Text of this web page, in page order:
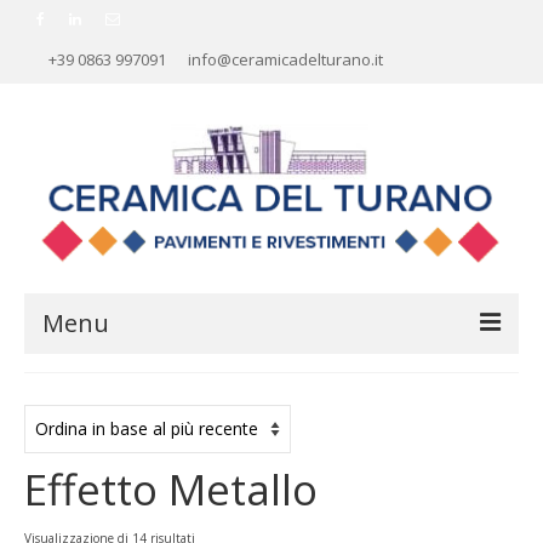
+39 0863 997091 info@ceramicadelturano.it
Menu
AZIENDA
RIVESTIMENTI
Effetto Metallo
Visualizzazione di 14 risultati